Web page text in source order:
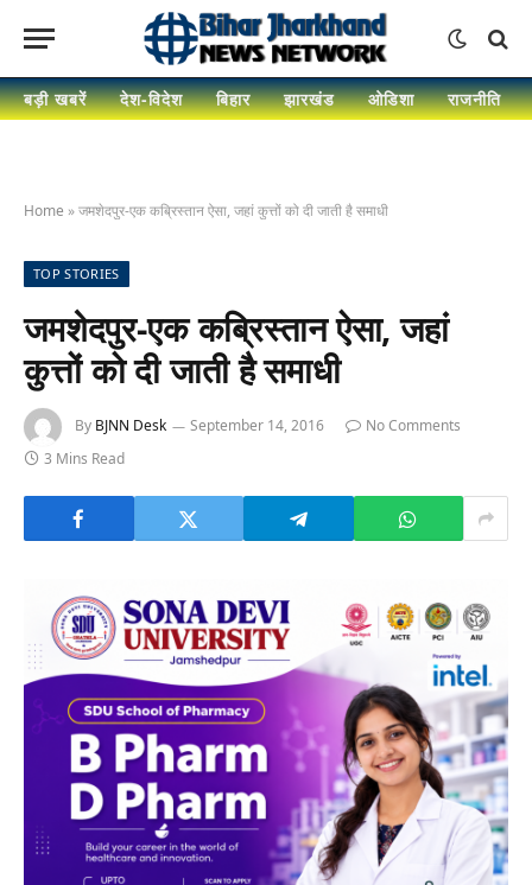
बड़ी खबरें देश-विदेश बिहार झारखंड ओडिशा राजनीति
Home »जमशेदपुर-एक कब्रिस्तान ऐसा, जहां कुत्तों को दी जाती है समाधी
TOP STORIES
जमशेदपुर-एक कब्रिस्तान ऐसा, जहां
कुत्तों को दी जाती है समाधी
By BJNN Desk September 14, 2016
No Comments
3 Mins Read